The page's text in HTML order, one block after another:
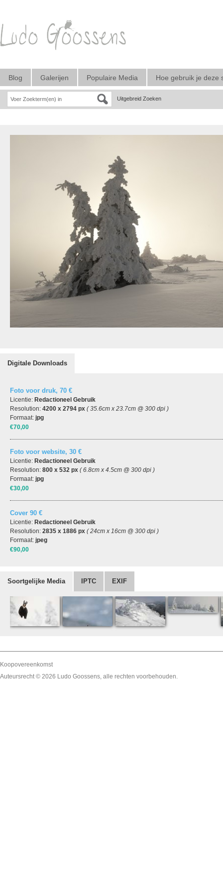
Blog Galerijen Populaire Media Hoe gebruik je deze
Uitgebreid Zoeken
Digitale Downloads
Foto voor druk, 70 €
Licentie: Redactioneel Gebruik
Resolution: 4200 x 2794 px ( 35.6cm x 23.7cm @ 300 dpi )
Formaat: jpg
€70,00
Foto voor website, 30 €
Licentie: Redactioneel Gebruik
Resolution: 800 x 532 px ( 6.8cm x 4.5cm @ 300 dpi )
Formaat: jpg
€30,00
Cover 90 €
Licentie: Redactioneel Gebruik
Resolution: 2835 x 1886 px ( 24cm x 16cm @ 300 dpi )
Formaat: jpeg
€90,00
Soortgelijke Media IPTC EXIF
Koopovereenkomst
Auteursrecht © 2026 Ludo Goossens, alle rechten voorbehouden.